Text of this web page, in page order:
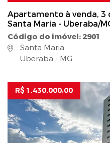
Apartamento à venda, 3
Santa Maria - Uberaba/
Código do imóvel: 2901
Santa Maria
Uberaba - MG
R$ 1.430.000,00